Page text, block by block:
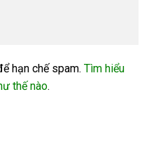
hạn chế spam. Tìm hiểu
thế nào.